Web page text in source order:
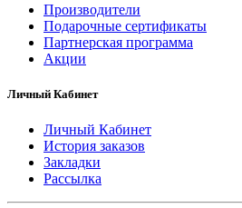
Производители
Подарочные сертификаты
Партнерская программа
Акции
Личный Кабинет
Личный Кабинет
История заказов
Закладки
Рассылка